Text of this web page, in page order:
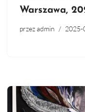
Warszawa,
przezadmin 2025-